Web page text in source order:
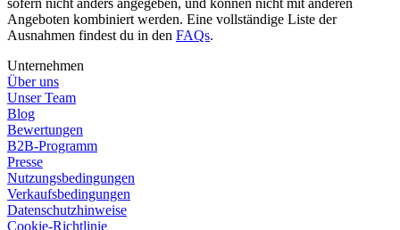
sofern nicht anders angegeben, und können nicht mit anderen
Angeboten kombiniert werden. Eine vollständige Liste der
Ausnahmen findest du in den FAQs.
Unternehmen
Über uns
Unser Team
Blog
Bewertungen
B2B-Programm
Presse
Nutzungsbedingungen
Verkaufsbedingungen
Datenschutzhinweise
Cookie-Richtlinie